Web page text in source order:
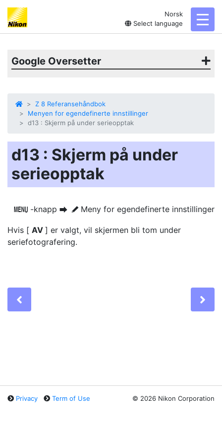
Norsk
Select language
Google Oversetter
Z 8 Referansehåndbok
Menyen for egendefinerte innstillinger
d13 : Skjerm på under serieopptak
d13 : Skjerm på under
serieopptak
G -knapp U A Meny for egendefinerte innstillinger
Hvis [ AV ] er valgt, vil skjermen bli tom under
seriefotografering.
Privacy Term of Use © 2026 Nikon Corporation